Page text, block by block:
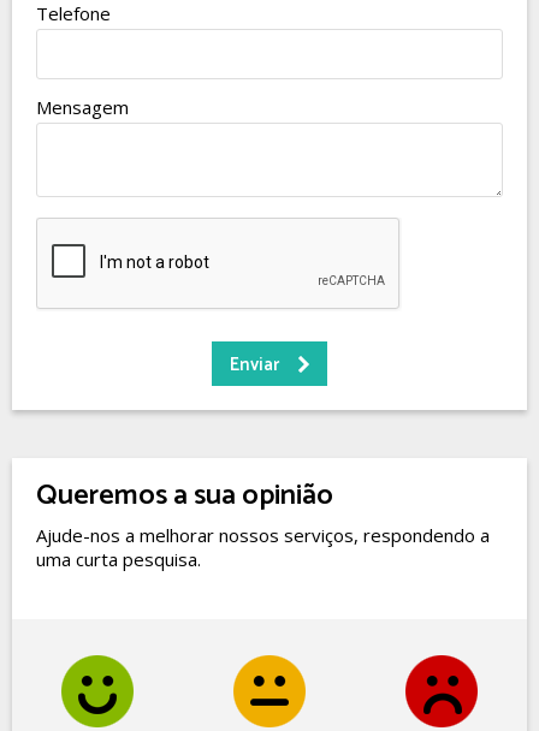
Telefone
Mensagem
Queremos a sua opinião
Ajude-nos a melhorar nossos serviços, respondendo a
uma curta pesquisa.